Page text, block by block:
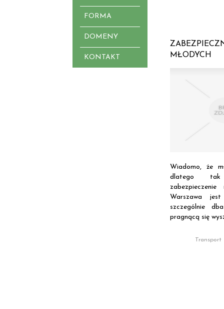
FORMA
DOMENY
KONTAKT
MŁODYCH
Wiadomo, że
dlatego
zabezpieczenie
Warszawa
szczególnie
pragnącą się
Transport